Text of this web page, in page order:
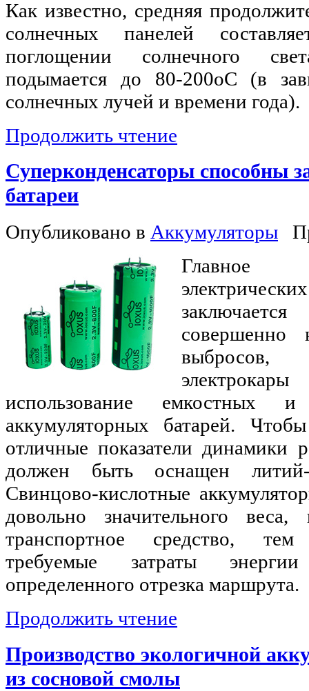
Как известно, средняя
солнечных панелей
поглощении солнечного
подымается до 80-200оС (в
солнечных лучей и времени года).
Продолжить чтение
Суперконденсаторы способны
батареи
Опубликовано в Аккумуляторы
Главное
совершенно
использование емкостных
аккумуляторных батарей.
отличные показатели динамики
должен быть оснащен литий-
Свинцово-кислотные
довольно значительного веса,
транспортное средство,
требуемые затраты
определенного отрезка маршрута.
Продолжить чтение
Производство экологичной
из сосновой смолы